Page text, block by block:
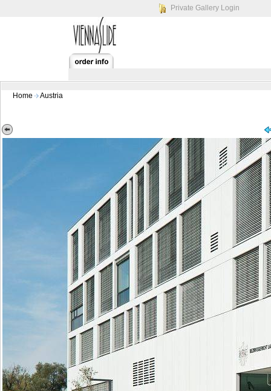
Private Gallery Login
Home Austria